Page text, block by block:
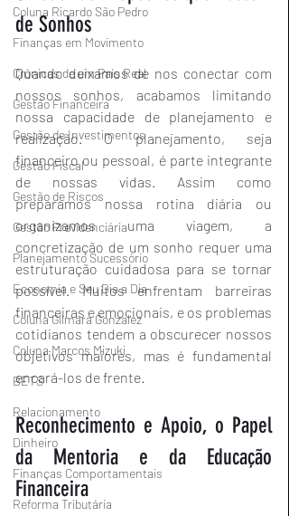
Coluna Ricardo São Pedro
Finanças em Movimento
Crônicas de um País Real
Gestão Financeira
Gestão de Investimentos
Gestão Fiscal
Gestão de Riscos
Gestão Previdenciária
Planejamento Sucessório
Economia e Seu Dia a Dia
Coluna Gilmara Gonzalez
Coluna Marcos Mizuki
BETS
Relacionamento
Dinheiro
Finanças Comportamentais
Reforma Tributária
de Sonhos
Quando deixamos de nos conectar com
nossos sonhos, acabamos limitando
nossa capacidade de planejamento e
realização. O planejamento, seja
financeiro ou pessoal, é parte integrante
de nossas vidas. Assim como
preparamos nossa rotina diária ou
organizamos uma viagem, a
concretização de um sonho requer uma
estruturação cuidadosa para se tornar
possível. Muitos enfrentam barreiras
financeiras e emocionais, e os problemas
cotidianos tendem a obscurecer nossos
objetivos maiores, mas é fundamental
encará-los de frente.
Reconhecimento e Apoio, o Papel
da Mentoria e da Educação
Financeira